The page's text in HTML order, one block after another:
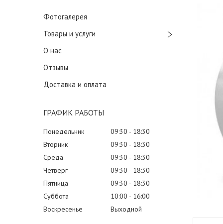
Фотогалерея
Товары и услуги
О нас
Отзывы
Доставка и оплата
ГРАФИК РАБОТЫ
Понедельник 09:30
18:30
Вторник
09:30
18:30
Среда
09:30
18:30
Четверг
09:30
18:30
Пятница
09:30
18:30
Суббота
10:00
16:00
Воскресенье
Выходной